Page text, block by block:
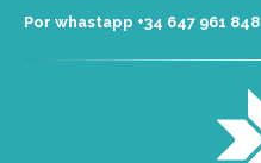
Por whastapp +34 ‭647 961 848‬